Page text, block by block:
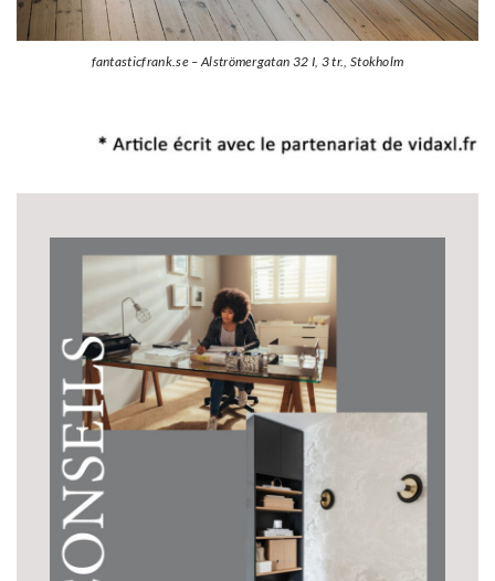
fantasticfrank.se – Alströmergatan 32 I, 3 tr., Stokholm